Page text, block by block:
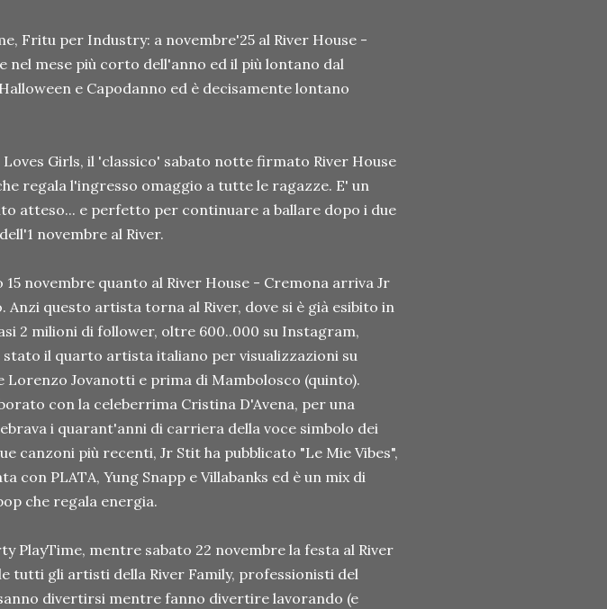
Fritu per Industry: a novembre'25 al River House -
nel mese più corto dell'anno ed il più lontano dal
e Capodanno ed è decisamente lontano
Girls, il 'classico' sabato notte firmato River House
regala l'ingresso omaggio a tutte le ragazze. E' un
atteso... e perfetto per continuare a ballare dopo i due
novembre al River.
15 novembre quanto al River House - Cremona arriva Jr
Anzi questo artista torna al River, dove si è già esibito in
2 milioni di follower, oltre 600..000 su Instagram,
stato il quarto artista italiano per visualizzazioni su
Lorenzo Jovanotti e prima di Mambolosco (quinto).
con la celeberrima Cristina D'Avena, per una
i quarant'anni di carriera della voce simbolo dei
canzoni più recenti, Jr Stit ha pubblicato "Le Mie Vibes",
con PLATA, Yung Snapp e Villabanks ed è un mix di
che regala energia.
PlayTime, mentre sabato 22 novembre la festa al River
tutti gli artisti della River Family, professionisti del
divertirsi mentre fanno divertire lavorando (e